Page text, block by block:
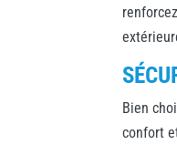
Bien
confort